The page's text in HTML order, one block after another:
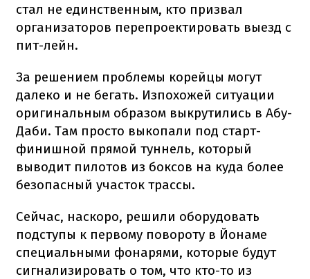
стал не единственным, кто призвал
организаторов перепроектировать выезд с
пит-лейн.
За решением проблемы корейцы могут
далеко и не бегать. Изпохожей ситуации
оригинальным образом выкрутились в Абу-
Даби. Там просто выкопали под старт-
финишной прямой туннель, который
выводит пилотов из боксов на куда более
безопасный участок трассы.
Сейчас, наскоро, решили оборудовать
подступы к первому повороту в Йонаме
специальными фонарями, которые будут
сигнализировать о том, что кто-то из